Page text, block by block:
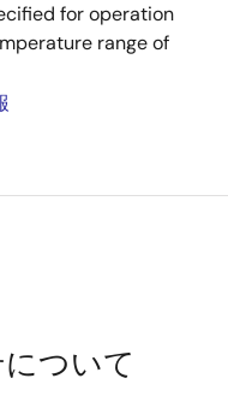
for operation
range of
ついて